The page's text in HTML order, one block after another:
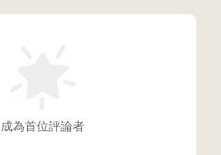
成為首位評論者